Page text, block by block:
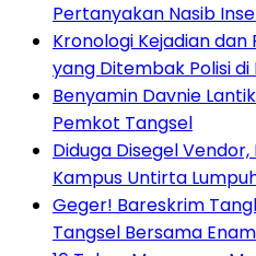
Pertanyakan Nasib
Kronologi Kejadian dan
yang Ditembak Polisi di
Benyamin Davnie
Pemkot Tangsel
Diduga Disegel
Kampus Untirta
Geger! Bareskrim
Tangsel Bersama